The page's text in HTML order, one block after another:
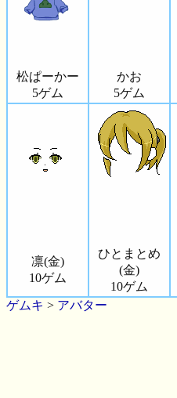
松ぱーかー
5ゲム
かお
5ゲム
凛(金)
10ゲム
ひとまとめ
(金)
10ゲム
ゲムキ > アバター